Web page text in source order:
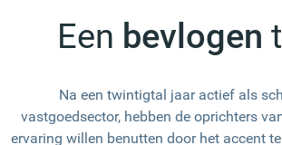
Een bevlogen
Na een twintigtal jaar actief als
vastgoedsector, hebben de oprichters
ervaring willen benutten door het accent